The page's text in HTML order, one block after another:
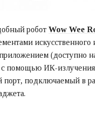
робот Wow Wee
искусственного
(доступно
помощью ИК-излучения
порт, подключаемый в